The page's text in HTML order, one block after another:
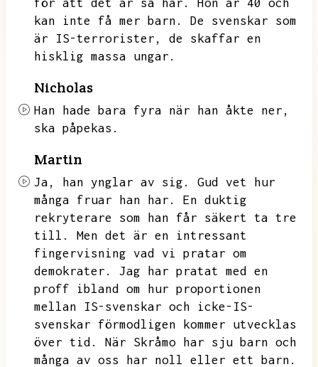
för att det är så här.
Hon är 40 och
kan inte få mer barn.
De svenskar som
är IS-terrorister,
de skaffar en
hisklig massa ungar.
Nicholas
Han hade bara fyra när han åkte ner,
ska påpekas.
Martin
Ja, han ynglar av sig.
Gud vet hur
många fruar han har.
En duktig
rekryterare som han får säkert ta tre
till.
Men det är en intressant
fingervisning vad vi pratar om
demokrater.
Jag har pratat med en
proff ibland om hur proportionen
mellan IS-svenskar och icke-IS-
svenskar förmodligen kommer utvecklas
över tid.
När Skråmo har sju barn och
många av oss har noll eller ett barn.